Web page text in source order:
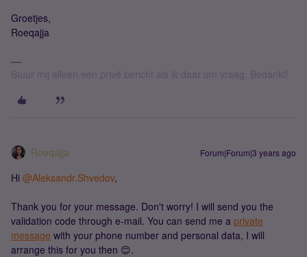
Groetjes,
Roeqajja
Stuur mij alleen een privé bericht als ik daar om vraag. Bedankt!
Roeqajja Forum|Forum|3 years ago
Hi @Aleksandr.Shvedov,
Thank you for your message. Don't worry! I will send you the
validation code through e-mail. You can send me a private
message with your phone number and personal data, I will
arrange this for you then 😊.